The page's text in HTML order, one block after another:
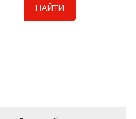
НАЙТИ